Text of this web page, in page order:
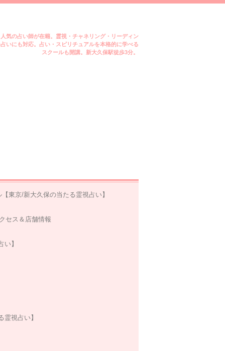
気の占い師が在籍。霊視・チャネリング・リーディン
いにも対応。占い・スピリチュアルを本格的に学べる
スクールも開講。新大久保駅徒歩3分。
東京/新大久保の当たる霊視占い】
セス＆店舗情報
】
霊視占い】